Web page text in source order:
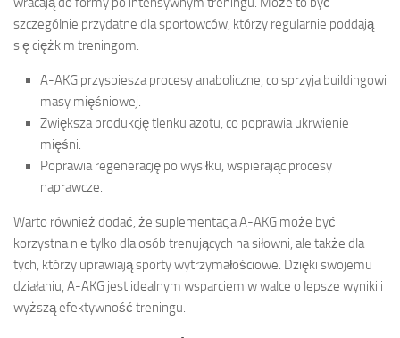
szczególnie przydatne dla sportowców, którzy regularnie poddają
się ciężkim treningom.
A-AKG przyspiesza procesy anaboliczne, co sprzyja buildingowi
masy mięśniowej.
Zwiększa produkcję tlenku azotu, co poprawia ukrwienie
mięśni.
Poprawia regenerację po wysiłku, wspierając procesy
naprawcze.
Warto również dodać, że suplementacja A-AKG może być
korzystna nie tylko dla osób trenujących na siłowni, ale także dla
tych, którzy uprawiają sporty wytrzymałościowe. Dzięki swojemu
działaniu, A-AKG jest idealnym wsparciem w walce o lepsze wyniki i
wyższą efektywność treningu.